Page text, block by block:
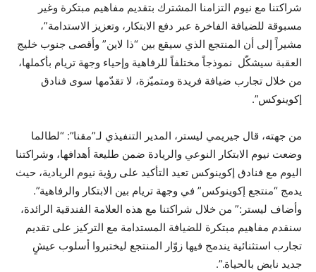
شراكتنا مع نيوم التزامنا المشترك بتقديم مفاهيم مبتكرة وغير
مسبوقة للضيافة الفاخرة عبر دفع الابتكار، وتعزيز الاستدامة”،
مشيراً إلى أن المنتجع الذي سيقع بين “ذا لاين” وأقصى جنوب خليج
العقبة سيشكّل نموذجاً مختلفاً للرفاهية وإحياء وجهة تريام بأكملها،
من خلال تجارب ضيافة فريدة ومتميّزة، لا تقدّمها سوى فنادق
إكوينوكس”.
من جهته، قال جيريمي ليستر، المدير التنفيذي لـ”مقنا”: “لطالما
وضعت نيوم الابتكار النوعي والريادة ضمن طليعة أهدافها، وشراكتنا
اليوم مع فنادق إكوينوكس تعيد التأكيد على رؤية نيوم الريادية، حيث
يدمج “منتجع إكوينوكس” في وجهة تريام بين الابتكار والرفاهية”.
وأضاف ليستر:” من خلال شراكتنا مع هذه العلامة الفندقية الرائدة،
سنقدم مفاهيم مبتكرة للضيافة المستدامة مع التركيز على تقديم
تجارب استثنائية يندمج فيها زوّار المنتجع ليختبروا أسلوب عيشٍ
جديد نابض بالحياة.”.